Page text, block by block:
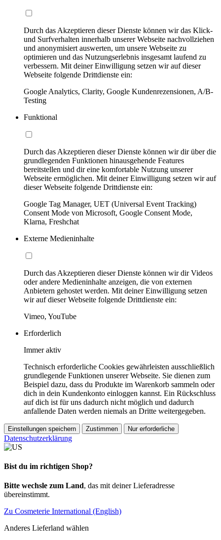
Durch das Akzeptieren dieser Dienste können wir das Klick-
und Surfverhalten innerhalb unserer Webseite nachvollziehen
und anonymisiert auswerten, um unsere Webseite zu
optimieren und das Nutzungserlebnis insgesamt laufend zu
verbessern. Mit deiner Einwilligung setzen wir auf dieser
Webseite folgende Drittdienste ein:
Google Analytics, Clarity, Google Kundenrezensionen, A/B-
Testing
Funktional
Durch das Akzeptieren dieser Dienste können wir dir über die
grundlegenden Funktionen hinausgehende Features
bereitstellen und dir eine komfortable Nutzung unserer
Webseite ermöglichen. Mit deiner Einwilligung setzen wir auf
dieser Webseite folgende Drittdienste ein:
Google Tag Manager, UET (Universal Event Tracking)
Consent Mode von Microsoft, Google Consent Mode,
Klarna, Freshchat
Externe Medieninhalte
Durch das Akzeptieren dieser Dienste können wir dir Videos
oder andere Medieninhalte anzeigen, die von externen
Anbietern gehostet werden. Mit deiner Einwilligung setzen
wir auf dieser Webseite folgende Drittdienste ein:
Vimeo, YouTube
Erforderlich
Immer aktiv
Technisch erforderliche Cookies gewährleisten ausschließlich
grundlegende Funktionen unserer Webseite. Sie dienen zum
Beispiel dazu, dass du Produkte im Warenkorb sammeln oder
dich in dein Kundenkonto einloggen kannst. Ein Rückschluss
auf dich ist für uns dadurch nicht möglich und dadurch
anfallende Daten werden niemals an Dritte weitergegeben.
Einstellungen speichern Zustimmen Nur erforderliche
Datenschutzerklärung
Bist du im richtigen Shop?
Bitte wechsle zum Land, das mit deiner Lieferadresse
übereinstimmt.
Zu Cosmeterie International (English)
Anderes Lieferland wählen